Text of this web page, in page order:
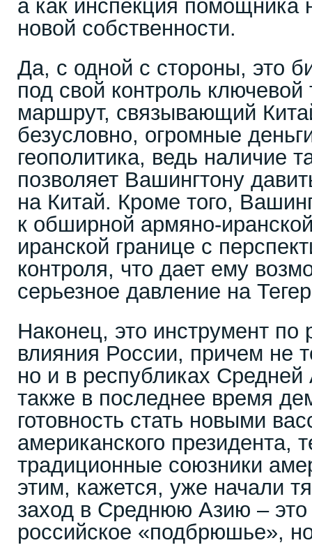
а как инспекция помощника
новой собственности.
Да, с одной с стороны, это
под свой контроль ключевой
маршрут, связывающий
безусловно, огромные
геополитика, ведь наличие
позволяет Вашингтону
на Китай. Кроме того,
к обширной армяно-
иранской границе с
контроля, что дает ему
серьезное давление на
Наконец, это инструмент по
влияния России, причем не
но и в республиках Средней
также в последнее время
готовность стать новыми
американского президента,
традиционные союзники
этим, кажется, уже начали
заход в Среднюю Азию – это
российское «подбрюшье»,